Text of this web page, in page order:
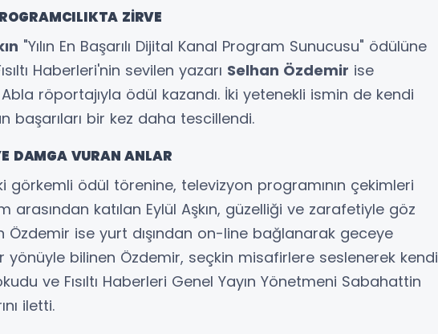
ZİRVE
"Yılın En Başarılı Dijital Kanal Program Sunucusu" ödülüne
Haberleri'nin sevilen yazarı Selhan Özdemir ise
röportajıyla ödül kazandı. İki yetenekli ismin de kendi
başarıları bir kez daha tescillendi.
DAMGA VURAN ANLAR
görkemli ödül törenine, televizyon programının çekimleri
arasından katılan Eylül Aşkın, güzelliği ve zarafetiyle göz
Özdemir ise yurt dışından on-line bağlanarak geceye
yönüyle bilinen Özdemir, seçkin misafirlere seslenerek kendi
ve Fısıltı Haberleri Genel Yayın Yönetmeni Sabahattin
iletti.